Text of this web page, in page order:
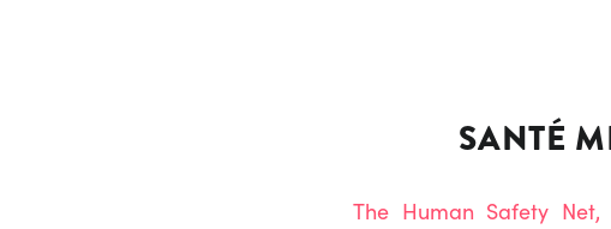
SANTÉ
The Human Safety Net,